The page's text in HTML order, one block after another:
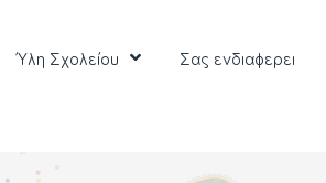
Ύλη Σχολείου Σας ενδιαφερει